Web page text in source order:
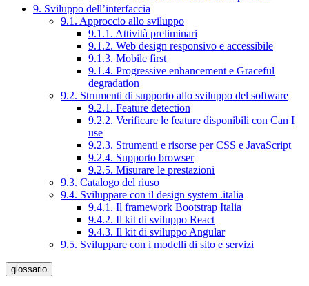
9. Sviluppo dell’interfaccia
9.1. Approccio allo sviluppo
9.1.1. Attività preliminari
9.1.2. Web design responsivo e accessibile
9.1.3. Mobile first
9.1.4. Progressive enhancement e Graceful
degradation
9.2. Strumenti di supporto allo sviluppo del software
9.2.1. Feature detection
9.2.2. Verificare le feature disponibili con Can I
use
9.2.3. Strumenti e risorse per CSS e JavaScript
9.2.4. Supporto browser
9.2.5. Misurare le prestazioni
9.3. Catalogo del riuso
9.4. Sviluppare con il design system .italia
9.4.1. Il framework Bootstrap Italia
9.4.2. Il kit di sviluppo React
9.4.3. Il kit di sviluppo Angular
9.5. Sviluppare con i modelli di sito e servizi
glossario